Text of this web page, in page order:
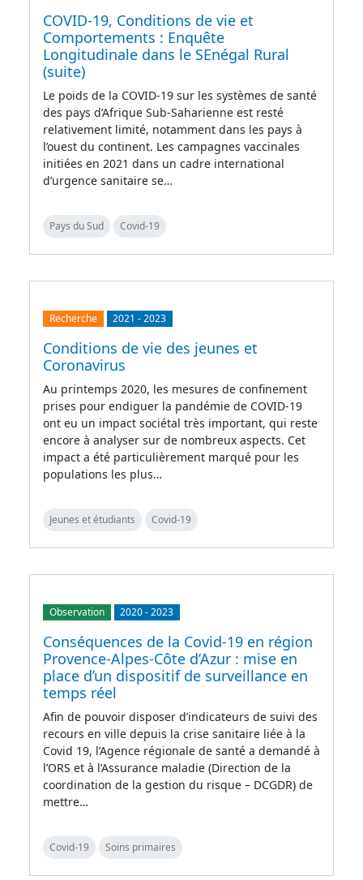
COVID-19, Conditions de vie et
Comportements : Enquête
Longitudinale dans le SEnégal Rural
(suite)
Le poids de la COVID-19 sur les systèmes de santé
des pays d’Afrique Sub-Saharienne est resté
relativement limité, notamment dans les pays à
l’ouest du continent. Les campagnes vaccinales
initiées en 2021 dans un cadre international
d’urgence sanitaire se…
Pays du Sud Covid-19
Recherche 2021 -2023
Conditions de vie des jeunes et
Coronavirus
Au printemps 2020, les mesures de confinement
prises pour endiguer la pandémie de COVID-19
ont eu un impact sociétal très important, qui reste
encore à analyser sur de nombreux aspects. Cet
impact a été particulièrement marqué pour les
populations les plus…
Jeunes et étudiants Covid-19
Observation 2020-2023
Conséquences de la Covid-19 en région
Provence-Alpes-Côte d’Azur : mise en
place d’un dispositif de surveillance en
temps réel
Afin de pouvoir disposer d’indicateurs de suivi des
recours en ville depuis la crise sanitaire liée à la
Covid 19, l’Agence régionale de santé a demandé à
l’ORS et à l’Assurance maladie (Direction de la
coordination de la gestion du risque – DCGDR) de
mettre…
Covid-19 Soins primaires